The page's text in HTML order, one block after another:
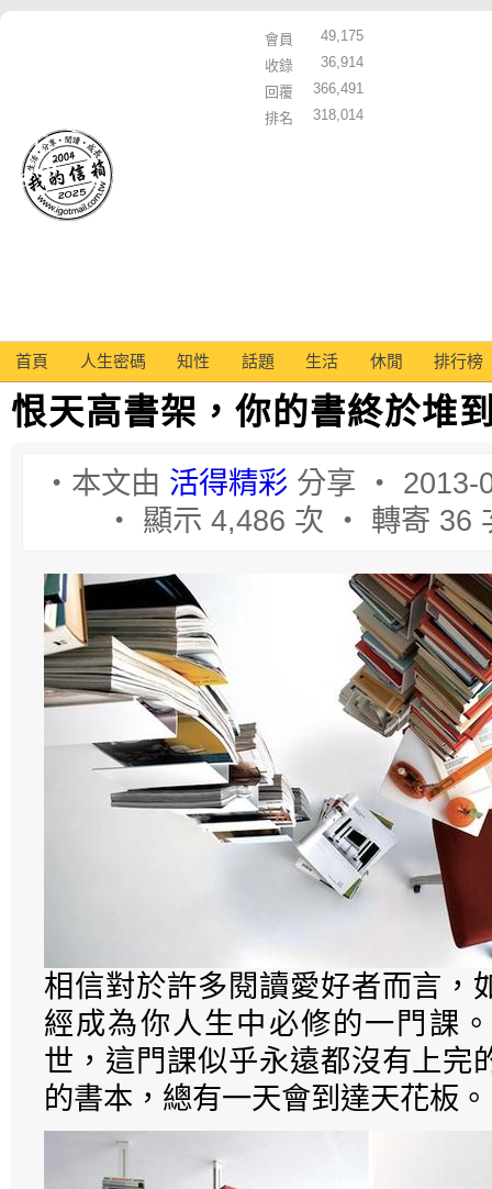
會員
49,175
收錄
36,914
回覆
366,491
排名
318,014
首頁 人生密碼 知性 話題 生活 休閒 排行榜
恨天高書架，你的書終於堆
‧本文由 活得精彩 分享 ‧ 2013-
‧ 顯示 4,486 次 ‧ 轉寄
相信對於許多閱讀愛好者而言，
經成為你人生中必修的一門課
世，這門課似乎永遠都沒有上完
的書本，總有一天會到達天花板。